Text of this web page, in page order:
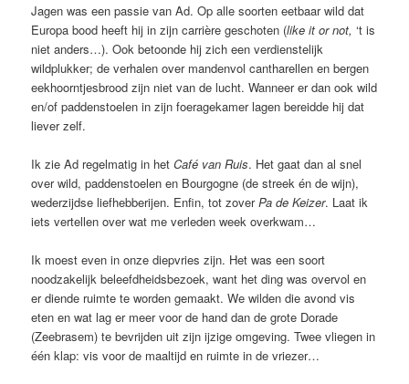
Jagen was een passie van Ad. Op alle soorten eetbaar wild dat
Europa bood heeft hij in zijn carrière geschoten (like it or not,‘t is
niet anders…). Ook betoonde hij zich een verdienstelijk
wildplukker; de verhalen over mandenvol cantharellen en bergen
eekhoorntjesbrood zijn niet van de lucht. Wanneer er dan ook wild
en/of paddenstoelen in zijn foeragekamer lagen bereidde hij dat
liever zelf.
Ik zie Ad regelmatig in hetCafé van Ruis. Het gaat dan al snel
over wild, paddenstoelen en Bourgogne (de streek én de wijn),
wederzijdse liefhebberijen. Enfin, tot zoverPa de Keizer. Laat ik
iets vertellen over wat me verleden week overkwam…
Ik moest even in onze diepvries zijn. Het was een soort
noodzakelijk beleefdheidsbezoek, want het ding was overvol en
er diende ruimte te worden gemaakt. We wilden die avond vis
eten en wat lag er meer voor de hand dan de grote Dorade
(Zeebrasem) te bevrijden uit zijn ijzige omgeving. Twee vliegen in
één klap: vis voor de maaltijd en ruimte in de vriezer…